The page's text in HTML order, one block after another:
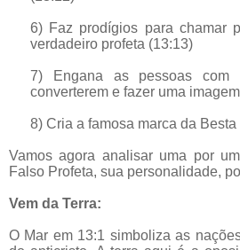
6) Faz prodígios para chamar
verdadeiro profeta (13:13)
7) Engana as pessoas com
converterem e fazer uma
8) Cria a famosa marca da Besta
Vamos agora analisar uma por
Falso Profeta, sua personalidade,
Vem da Terra:
O Mar em 13:1 simboliza as